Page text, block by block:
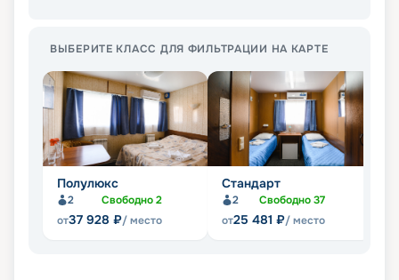
ВЫБЕРИТЕ КЛАСС ДЛЯ ФИЛЬТРАЦИИ НА КАРТЕ
Полулюкс
2 Свободно2
от37 928 ₽/ место
Стандарт
2 Свободно37
от25 481 ₽/ место